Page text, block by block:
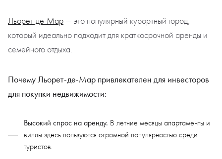
Льорет-де-Мар — это популярный курортный город,
который идеально подходит для краткосрочной аренды и
семейного отдыха.
Почему Льорет-де-Мар привлекателен для инвесторов
для покупки недвижимости:
Высокий спрос на аренду. В летние месяцы апартаменты и
виллы здесь пользуются огромной популярностью среди
туристов.